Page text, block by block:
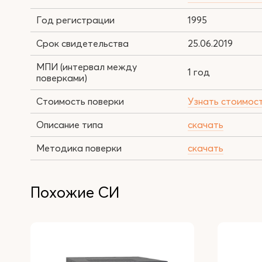
Год регистрации
1995
Срок свидетельства
25.06.2019
МПИ (интервал между
поверками)
1 год
Стоимость поверки
Узнать
Описание типа
скачать
Методика поверки
скачать
Похожие СИ